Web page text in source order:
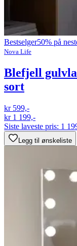
Bestselger50% på
Nova Life
Blefjell
sort
kr 599,-
kr 1 199,-
Siste laveste pris: 1
Legg til ønskeliste